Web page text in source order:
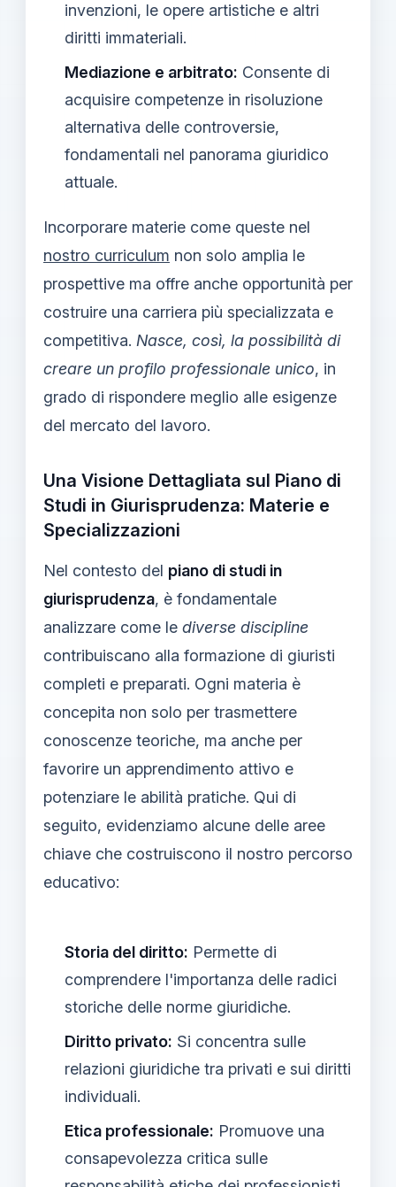
invenzioni, le opere artistiche e altri
diritti immateriali.
Mediazione e arbitrato: Consente di
acquisire competenze in risoluzione
alternativa delle controversie,
fondamentali nel panorama giuridico
attuale.
Incorporare materie come queste nel
nostro curriculum non solo amplia le
prospettive ma offre anche opportunità per
costruire una carriera più specializzata e
competitiva. Nasce, così, la possibilità di
creare un profilo professionale unico, in
grado di rispondere meglio alle esigenze
del mercato del lavoro.
Una Visione Dettagliata sul Piano di
Studi in Giurisprudenza: Materie e
Specializzazioni
Nel contesto del piano di studi in
giurisprudenza, è fondamentale
analizzare come le diverse discipline
contribuiscano alla formazione di giuristi
completi e preparati. Ogni materia è
concepita non solo per trasmettere
conoscenze teoriche, ma anche per
favorire un apprendimento attivo e
potenziare le abilità pratiche. Qui di
seguito, evidenziamo alcune delle aree
chiave che costruiscono il nostro percorso
educativo:
Storia del diritto: Permette di
comprendere l'importanza delle radici
storiche delle norme giuridiche.
Diritto privato: Si concentra sulle
relazioni giuridiche tra privati e sui diritti
individuali.
Etica professionale: Promuove una
consapevolezza critica sulle